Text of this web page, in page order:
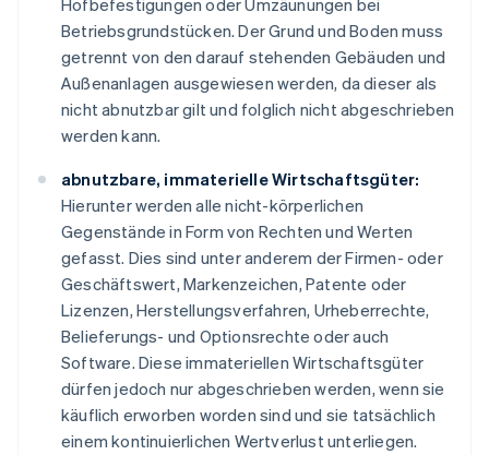
Hofbefestigungen oder Umzäunungen bei
Betriebsgrundstücken. Der Grund und Boden muss
getrennt von den darauf stehenden Gebäuden und
Außenanlagen ausgewiesen werden, da dieser als
nicht abnutzbar gilt und folglich nicht abgeschrieben
werden kann.
abnutzbare, immaterielle Wirtschaftsgüter:
Hierunter werden alle nicht-körperlichen
Gegenstände in Form von Rechten und Werten
gefasst. Dies sind unter anderem der Firmen- oder
Geschäftswert, Markenzeichen, Patente oder
Lizenzen, Herstellungsverfahren, Urheberrechte,
Belieferungs- und Optionsrechte oder auch
Software. Diese immateriellen Wirtschaftsgüter
dürfen jedoch nur abgeschrieben werden, wenn sie
käuflich erworben worden sind und sie tatsächlich
einem kontinuierlichen Wertverlust unterliegen.